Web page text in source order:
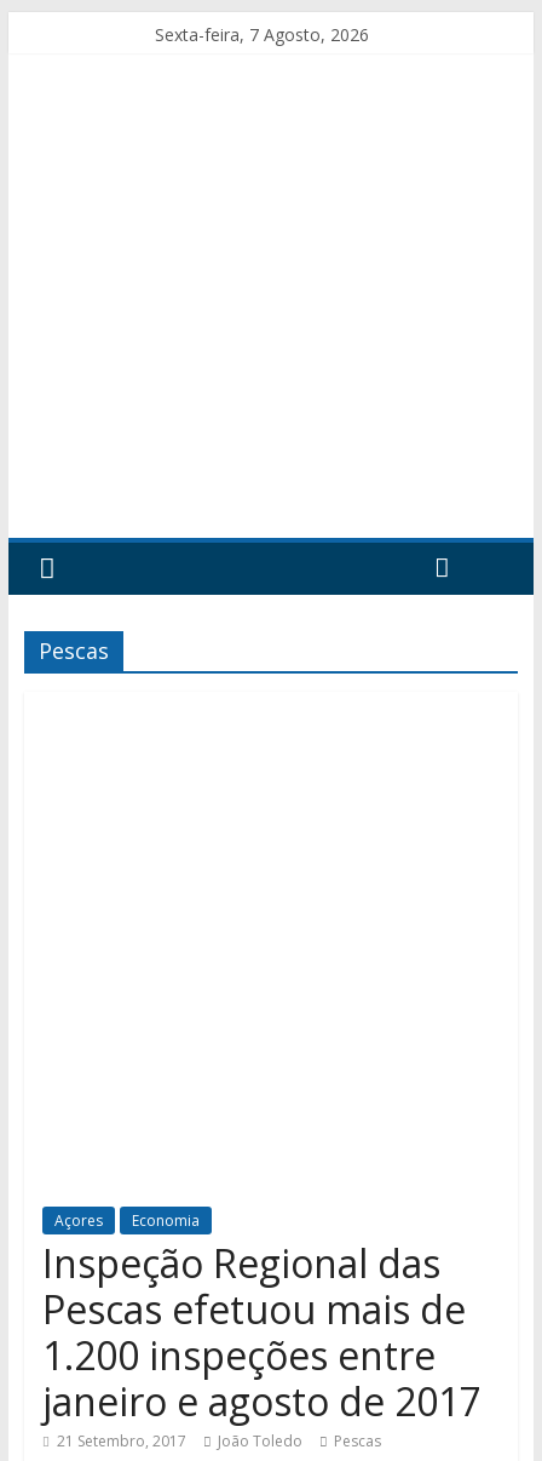
Sexta-feira, 7 Agosto, 2026
Pescas
Açores Economia
Inspeção Regional das
Pescas efetuou mais de
1.200 inspeções entre
janeiro e agosto de 2017
21 Setembro, 2017 João Toledo Pescas